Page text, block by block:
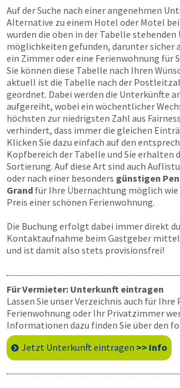
Auf der Suche nach einer angenehmen
Alternative zu einem Hotel oder Motel
wurden die oben in der Tabelle
möglichkeiten gefunden, darunter sicher
ein Zimmer oder eine Ferienwohnung für
Sie können diese Tabelle nach Ihren
aktuell ist die Tabelle nach der
geordnet. Dabei werden die Unterkünfte
aufgereiht, wobei ein wöchentlicher
höchsten zur niedrigsten Zahl aus
verhindert, dass immer die gleichen
Klicken Sie dazu einfach auf den
Kopfbereich der Tabelle und Sie erhalten
Sortierung. Auf diese Art sind auch
oder nach einer besonders günstigen
Grand für Ihre Übernachtung möglich wie
Preis einer schönen Ferienwohnung.
Die Buchung erfolgt dabei immer direkt
Kontaktaufnahme beim Gastgeber
und ist damit also stets provisionsfrei!
Für Vermieter: Unterkunft eintragen
Lassen Sie unser Verzeichnis auch für Ihre
Ferienwohnung oder Ihr Privatzimmer
Informationen dazu finden Sie über den
Jetzt Unterkunft eintragen >> Info